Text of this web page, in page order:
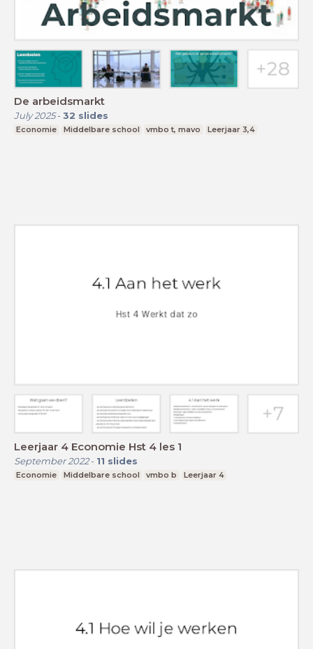
De arbeidsmarkt
July 2025- 32 slides
Economie Middelbare school vmbo t, mavo Leerjaar 3,4
Leerjaar 4 Economie Hst 4 les 1
September 2022- 11 slides
Economie Middelbare school vmbo b Leerjaar 4